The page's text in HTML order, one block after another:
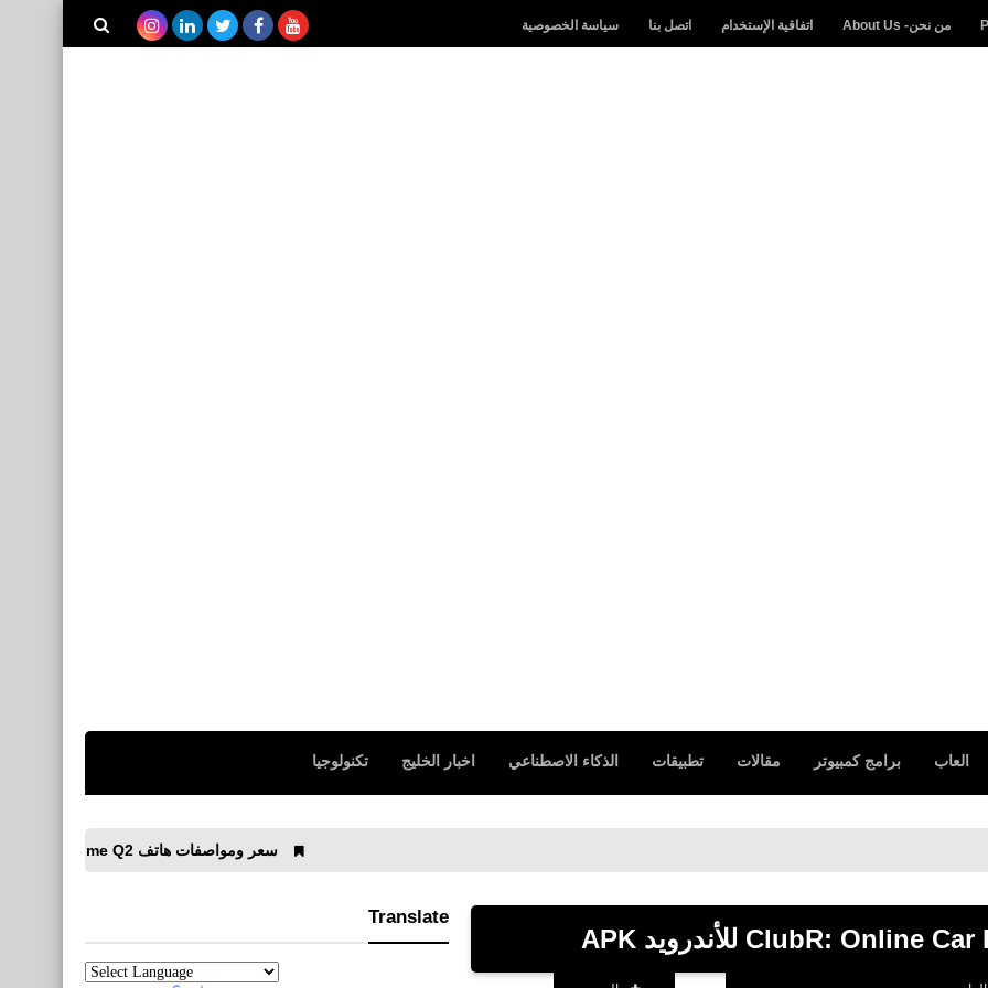
من نحن- About Us اتفاقية الإستخدام اتصل بنا سياسة الخصوصية
العاب برامج كمبيوتر مقالات تطبيقات الذكاء الاصطناعي اخبار الخليج تكنولوجيا
سعر ومواصفات هاتف Realme Q2 الجديد
Translate